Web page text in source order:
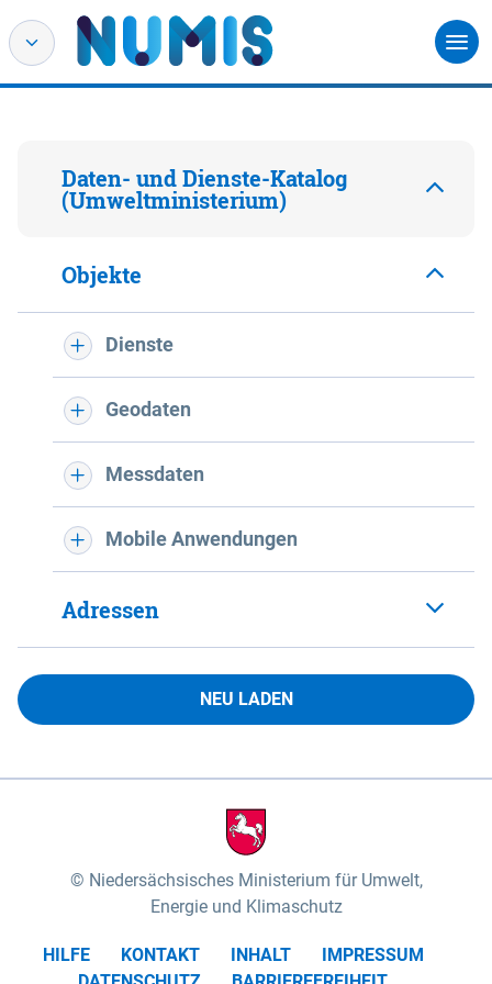
Daten- und Dienste-Katalog
(Umweltministerium)
Objekte
Dienste
Geodaten
Messdaten
Mobile Anwendungen
Adressen
NEU LADEN
Niedersächsisches Ministerium für Umwelt,
Energie und Klimaschutz
HILFE KONTAKT INHALT
IMPRESSUM